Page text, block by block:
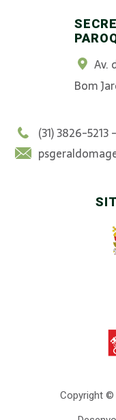
Av.
Bom
(31) 3826-
Copyright ©